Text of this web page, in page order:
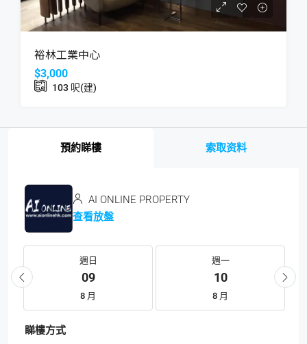
裕林工業中心
$3,000
103 呎(建)
預約睇樓 索取资料
AI ONLINE PROPERTY
查看放盤
週日
09
8 月
週一
10
8 月
睇樓方式